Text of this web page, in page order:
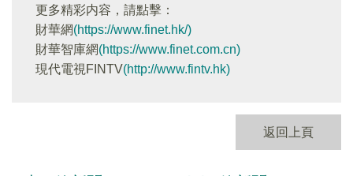
更多精彩内容，請點擊：
財華網(https://www.finet.hk/)
財華智庫網(https://www.finet.com.cn)
現代電視FINTV(http://www.fintv.hk)
返回上頁